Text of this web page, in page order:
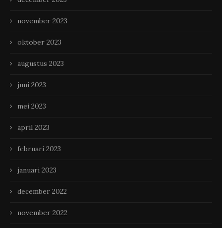
november 2023
oktober 2023
augustus 2023
juni 2023
mei 2023
april 2023
februari 2023
januari 2023
december 2022
november 2022